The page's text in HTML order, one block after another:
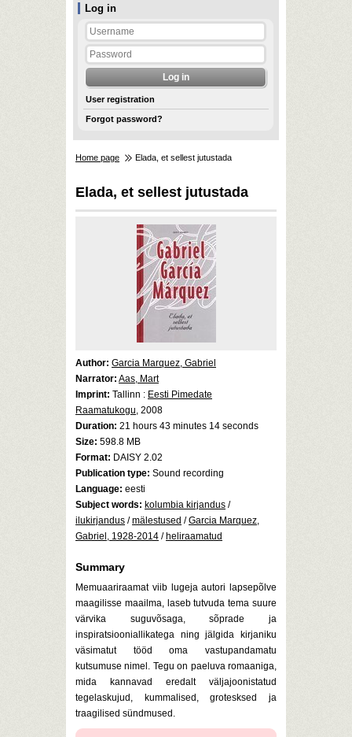
Log in
User registration
Forgot password?
Home page Elada, et sellest jutustada
Elada, et sellest jutustada
Author: Garcia Marquez, Gabriel
Narrator: Aas, Mart
Imprint: Tallinn : Eesti Pimedate
Raamatukogu, 2008
Duration: 21 hours 43 minutes 14 seconds
Size: 598.8 MB
Format: DAISY 2.02
Publication type: Sound recording
Language: eesti
Subject words: kolumbia kirjandus /
ilukirjandus /mälestused /Garcia Marquez,
Gabriel, 1928-2014 / heliraamatud
Summary
Memuaariraamat viib lugeja autori lapsepõlve
maagilisse maailma, laseb tutvuda tema suure
värvika suguvõsaga, sõprade ja
inspiratsiooniallikatega ning jälgida kirjaniku
väsimatut tööd oma vastupandamatu
kutsumuse nimel. Tegu on paeluva romaaniga,
mida kannavad eredalt väljajoonistatud
tegelaskujud, kummalised, grotesksed ja
traagilised sündmused.